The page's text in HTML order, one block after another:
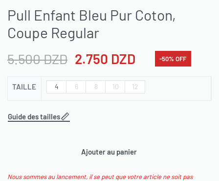
Pull Enfant Bleu Pur Coton,
Coupe Regular
5.500DZD 2.750 DZD -50% OFF
TAILLE 4 6 8 10 12
Guide des tailles
Ajouter au panier
Nous sommes au lancement, il se peut que votre article ne soit pas